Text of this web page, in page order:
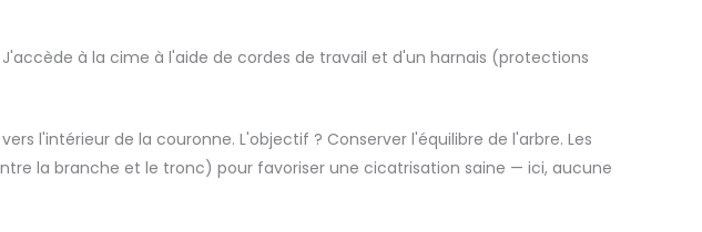
à la cime à l'aide de cordes de travail et d'un harnais (protections
l'intérieur de la couronne. L'objectif ? Conserver l'équilibre de l'arbre. Les
la branche et le tronc) pour favoriser une cicatrisation saine — ici, aucune